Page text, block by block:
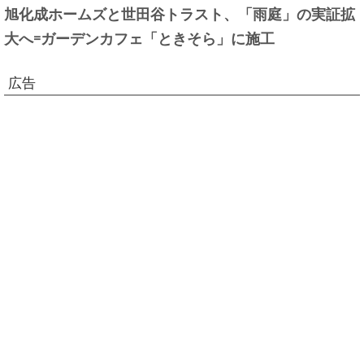
旭化成ホームズと世田谷トラスト、「雨庭」の実証拡
大へ=ガーデンカフェ「ときそら」に施工
広告